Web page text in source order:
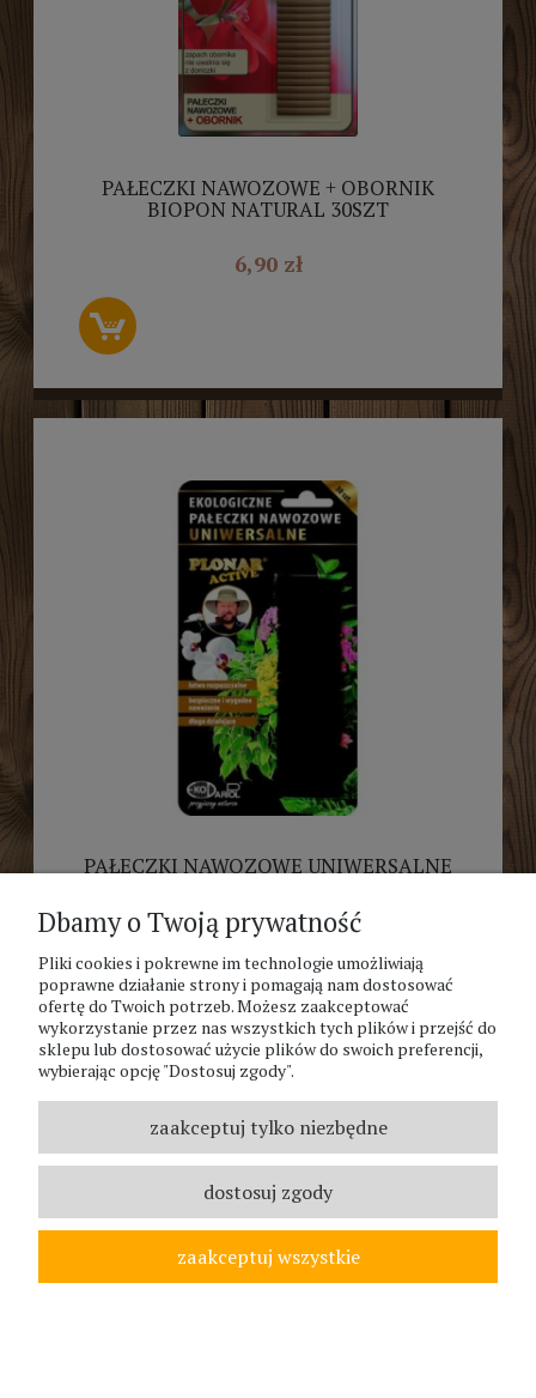
PAŁECZKI NAWOZOWE + OBORNIK
BIOPON NATURAL 30SZT
6,90 zł
PAŁECZKI NAWOZOWE UNIWERSALNE
5,80 zł
powiadom o dostępności
NEWSLETTER
Otrzymuj informacje o nowościach i promocjach wprost do
Dbamy o Twoją prywatność
Pliki cookies i pokrewne im technologie umożliwiają
poprawne działanie strony i pomagają nam dostosować
ofertę do Twoich potrzeb. Możesz zaakceptować
wykorzystanie przez nas wszystkich tych plików i przejść do
sklepu lub dostosować użycie plików do swoich preferencji,
wybierając opcję "Dostosuj zgody".
zaakceptuj tylko niezbędne
dostosuj zgody
zaakceptuj wszystkie